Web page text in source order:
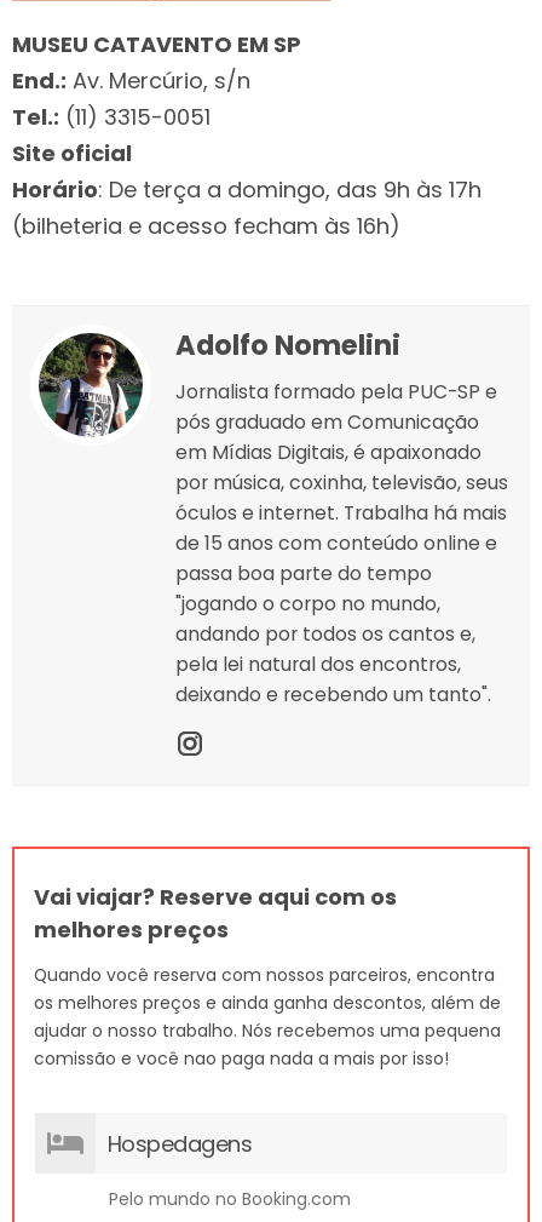
MUSEU CATAVENTO EM SP
End.: Av. Mercúrio, s/n
Tel.: (11) 3315-0051
Site oficial
Horário: De terça a domingo, das 9h às 17h
(bilheteria e acesso fecham às 16h)
Adolfo Nomelini
Jornalista formado pela PUC-SP e
pós graduado em Comunicação
em Mídias Digitais, é apaixonado
por música, coxinha, televisão, seus
óculos e internet. Trabalha há mais
de 15 anos com conteúdo online e
passa boa parte do tempo
"jogando o corpo no mundo,
andando por todos os cantos e,
pela lei natural dos encontros,
deixando e recebendo um tanto".
Vai viajar? Reserve aqui com os
melhores preços
Quando você reserva com nossos parceiros, encontra
os melhores preços e ainda ganha descontos, além de
ajudar o nosso trabalho. Nós recebemos uma pequena
comissão e você nao paga nada a mais por isso!
Hospedagens
Pelo mundo no Booking.com